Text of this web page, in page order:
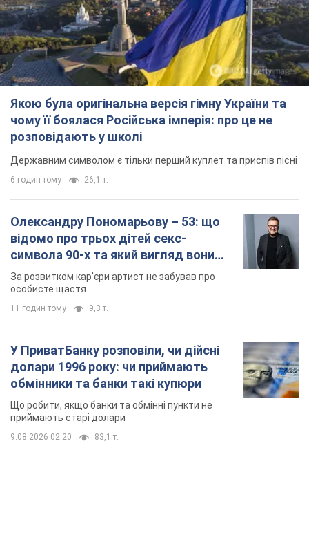
Олександру Пономарьову – 53: що
відомо про трьох дітей секс-
символа 90-х та який вигляд вони
мають
За розвитком кар'єри артист не забував про
особисте щастя
11 годин тому 9,3 т.
У ПриватБанку розповіли, чи дійсні
долари 1996 року: чи приймають
приймають старі долари
9.08.2026 02:20 83,1 т.